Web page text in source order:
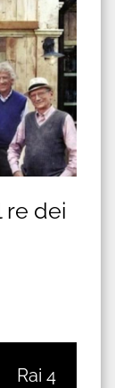
re dei
Rai 4